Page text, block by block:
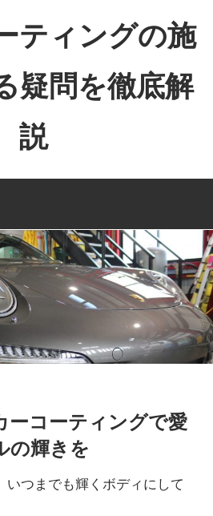
ティングの施
疑問を徹底解
説
ーコーティングで愛
の輝きを
いつまでも輝くボディにして